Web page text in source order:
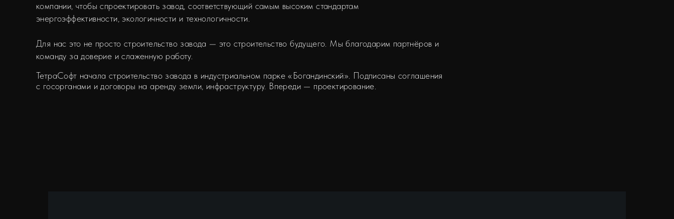
компании, чтобы спроектировать завод, соответствующий самым высоким стандартам
энергоэффективности, экологичности и технологичности.
Для нас это не просто строительство завода — это строительство будущего. Мы благодарим партнёров и
команду за доверие и слаженную работу.
ТетраСофт начала строительство завода в индустриальном парке «Богандинский». Подписаны соглашения
с госорганами и договоры на аренду земли, инфраструктуру. Впереди — проектирование.